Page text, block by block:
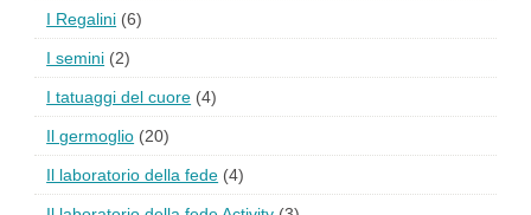
I Regalini (6)
I semini (2)
I tatuaggi del cuore (4)
Il germoglio (20)
Il laboratorio della fede (4)